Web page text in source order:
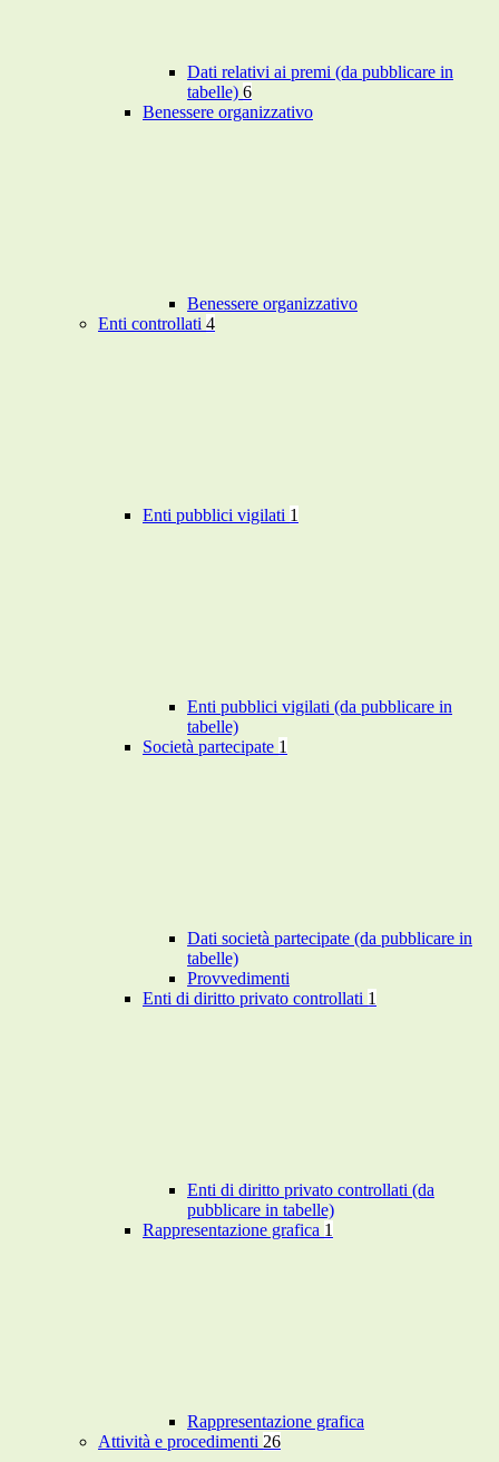
Dati relativi ai premi (da pubblicare in
tabelle) 6
Benessere organizzativo
Benessere organizzativo
Enti controllati 4
Enti pubblici vigilati 1
Enti pubblici vigilati (da pubblicare in
tabelle)
Società partecipate 1
Dati società partecipate (da pubblicare in
tabelle)
Provvedimenti
Enti di diritto privato controllati 1
Enti di diritto privato controllati (da
pubblicare in tabelle)
Rappresentazione grafica 1
Rappresentazione grafica
Attività e procedimenti 26